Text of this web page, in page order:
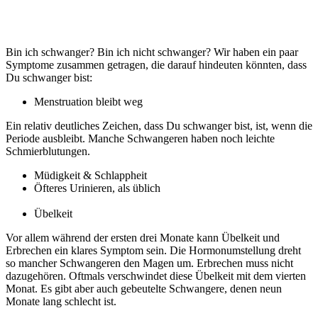
Bin ich schwanger? Bin ich nicht schwanger? Wir haben ein paar
Symptome zusammen getragen, die darauf hindeuten könnten, dass
Du schwanger bist:
Menstruation bleibt weg
Ein relativ deutliches Zeichen, dass Du schwanger bist, ist, wenn die
Periode ausbleibt. Manche Schwangeren haben noch leichte
Schmierblutungen.
Müdigkeit & Schlappheit
Öfteres Urinieren, als üblich
Übelkeit
Vor allem während der ersten drei Monate kann Übelkeit und
Erbrechen ein klares Symptom sein. Die Hormonumstellung dreht
so mancher Schwangeren den Magen um. Erbrechen muss nicht
dazugehören. Oftmals verschwindet diese Übelkeit mit dem vierten
Monat. Es gibt aber auch gebeutelte Schwangere, denen neun
Monate lang schlecht ist.